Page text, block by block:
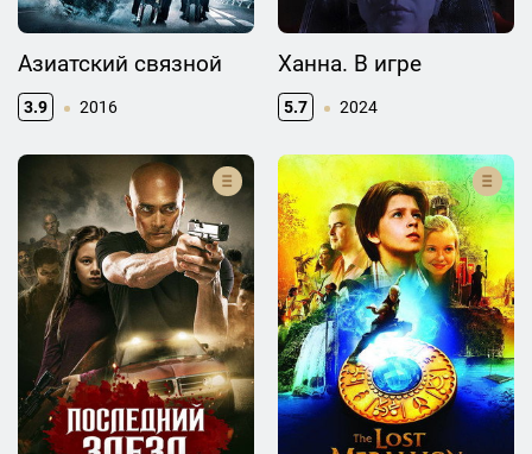
Азиатский связной
3.9 2016
Ханна. В игре
5.7 2024